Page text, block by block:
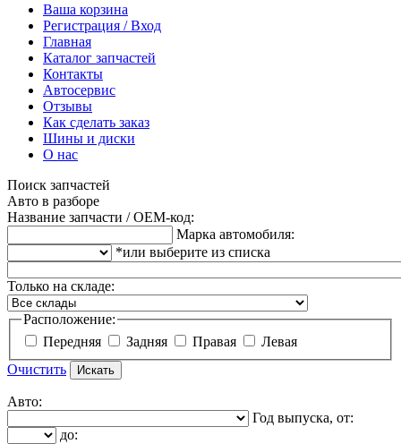
Ваша корзина
Регистрация / Вход
Главная
Каталог запчастей
Контакты
Автосервис
Отзывы
Как сделать заказ
Шины и диски
О нас
Поиск запчастей
Авто в разборе
Название запчасти / OEM-код:
Марка автомобиля:
*или выберите из списка
Только на складе:
Расположение:
Передняя
Задняя Правая
Левая
Очистить
Авто:
Год выпуска, от:
до: